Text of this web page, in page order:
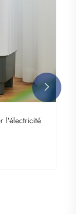
l'électricité
